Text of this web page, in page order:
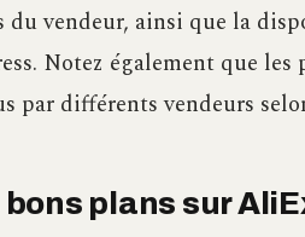
du vendeur, ainsi que la
Notez également que
par différents vendeurs
bons plans sur